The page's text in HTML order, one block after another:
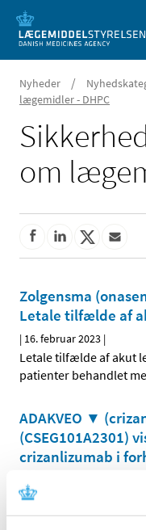
Nyheder /
lægemidler - DHPC
om
Zolgensma
Letale tilfælde af
| 16. februar 2023 |
Letale tilfælde af akut
patienter behandlet
ADAKVEO ▼
(CSEG101A2301)
crizanlizumab i
Præliminære resultater
(STAND) viste ingen